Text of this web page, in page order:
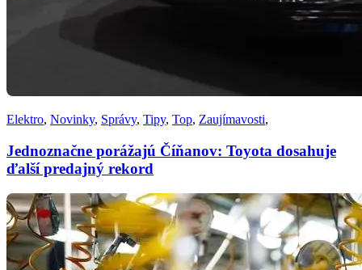
Elektro, Novinky, Správy, Tipy, Top, Zaujímavosti,
Jednoznačne porážajú Číňanov: Toyota dosahuje
ďalší predajný rekord